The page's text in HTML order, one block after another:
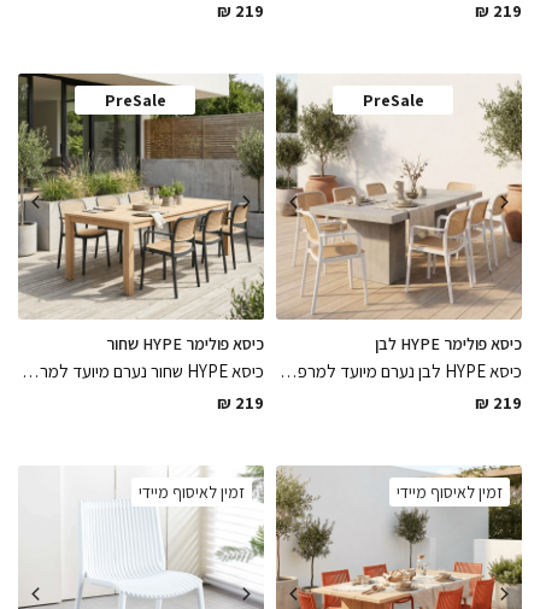
₪ 219
₪ 219
PreSale
כיסא פולימר HYPE לבן
כיסא HYPE לבן נערם מיועד למרפסת ולגינה עשוי פולימר לבן בשילוב דמוי ראטן רב שימושי עמיד לתנאי חוץ ולתנאי מזג אוויר שונים
₪ 219
PreSale
כיסא פולימר HYPE שחור
כיסא HYPE שחור נערם מיועד למרפסת ולגינה עשוי פולימר לבן בשילוב דמוי ראטן רב שימושי עמיד לתנאי חוץ ולתנאי מזג אוויר שונים
₪ 219
זמין לאיסוף מיידי זמין לאיסוף מיידי